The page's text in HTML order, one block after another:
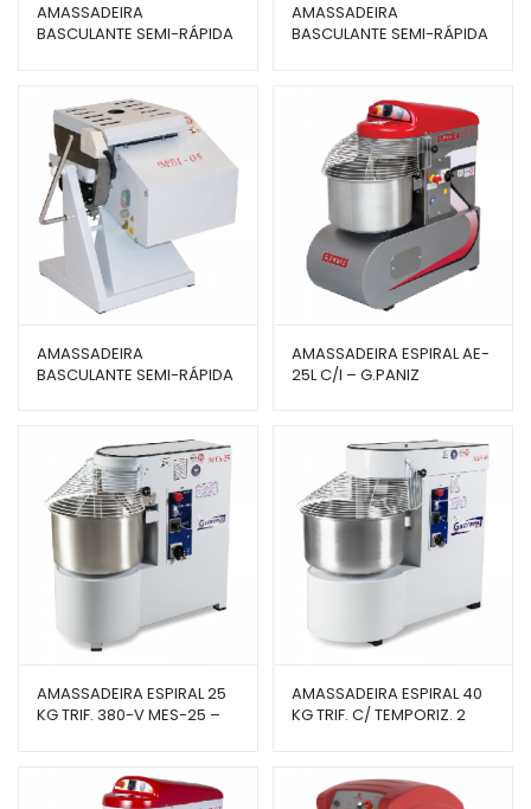
AMASSADEIRA
BASCULANTE SEMI-RÁPIDA
AMASSADEIRA
BASCULANTE SEMI-RÁPIDA
AMASSADEIRA
BASCULANTE SEMI-RÁPIDA
AMASSADEIRA ESPIRAL AE-
25L C/I – G.PANIZ
AMASSADEIRA ESPIRAL 25
KG TRIF. 380-V MES-25 –
AMASSADEIRA ESPIRAL 40
KG TRIF. C/ TEMPORIZ. 2